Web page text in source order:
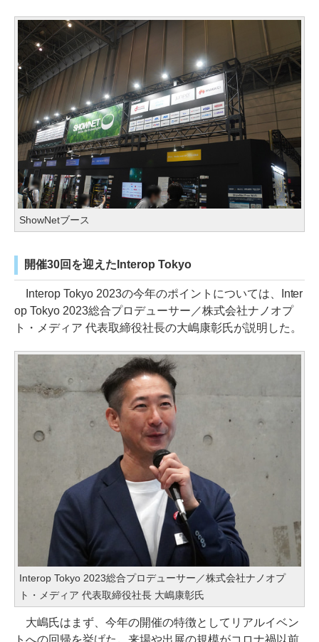
ShowNetブース
開催30回を迎えたInterop Tokyo
Interop Tokyo 2023の今年のポイントについては、Inter
op Tokyo 2023総合プロデューサー／株式会社ナノオプ
ト・メディア 代表取締役社長の大嶋康彰氏が説明した。
Interop Tokyo 2023総合プロデューサー／株式会社ナノオプ
ト・メディア 代表取締役社長 大嶋康彰氏
大嶋氏はまず、今年の開催の特徴としてリアルイベン